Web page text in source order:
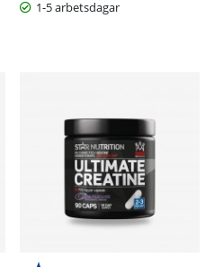
1-5 arbetsdagar